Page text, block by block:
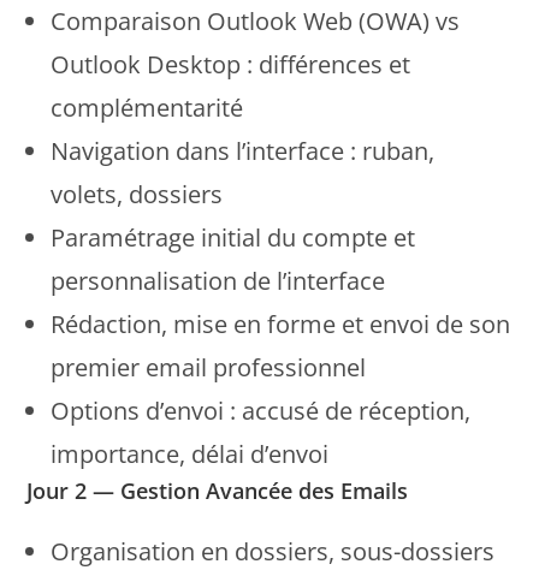
Comparaison Outlook Web (OWA) vs
Outlook Desktop : différences et
complémentarité
Navigation dans l’interface : ruban,
volets, dossiers
Paramétrage initial du compte et
personnalisation de l’interface
Rédaction, mise en forme et envoi de son
premier email professionnel
Options d’envoi : accusé de réception,
importance, délai d’envoi
Jour 2 — Gestion Avancée des Emails
Organisation en dossiers, sous-dossiers